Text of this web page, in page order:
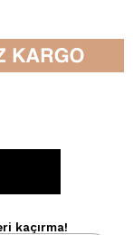
kaçırma!